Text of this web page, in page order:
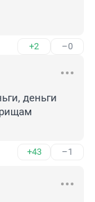
+2 –0
деньги
+43 –1